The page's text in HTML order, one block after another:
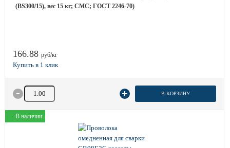
(BS300/15), вес 15 кг; СМС; ГОСТ 2246-70)
166.88 руб/кг
Количество товара В КОРЗИНУ
В наличии